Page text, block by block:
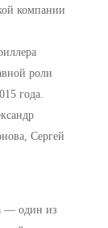
компании
роли
года.
Сергей
— один из